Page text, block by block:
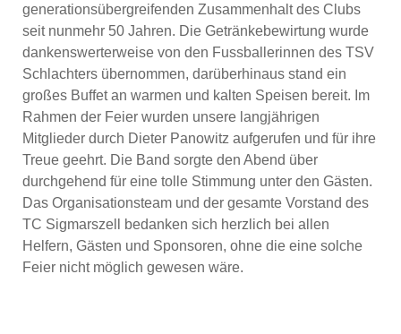
generationsübergreifenden Zusammenhalt des Clubs
seit nunmehr 50 Jahren. Die Getränkebewirtung wurde
dankenswerterweise von den Fussballerinnen des TSV
Schlachters übernommen, darüberhinaus stand ein
großes Buffet an warmen und kalten Speisen bereit. Im
Rahmen der Feier wurden unsere langjährigen
Mitglieder durch Dieter Panowitz aufgerufen und für ihre
Treue geehrt. Die Band sorgte den Abend über
durchgehend für eine tolle Stimmung unter den Gästen.
Das Organisationsteam und der gesamte Vorstand des
TC Sigmarszell bedanken sich herzlich bei allen
Helfern, Gästen und Sponsoren, ohne die eine solche
Feier nicht möglich gewesen wäre.